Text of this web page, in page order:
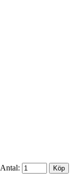
Antal: